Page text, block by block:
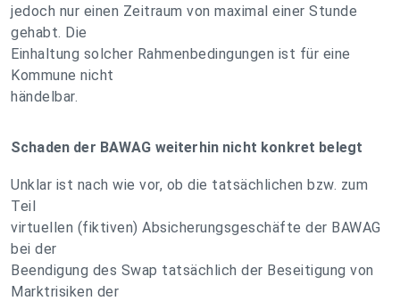
jedoch nur einen Zeitraum von maximal einer Stunde
gehabt. Die
Einhaltung solcher Rahmenbedingungen ist für eine
Kommune nicht
händelbar.
Schaden der BAWAG weiterhin nicht konkret belegt
Unklar ist nach wie vor, ob die tatsächlichen bzw. zum
Teil
virtuellen (fiktiven) Absicherungsgeschäfte der BAWAG
bei der
Beendigung des Swap tatsächlich der Beseitigung von
Marktrisiken der